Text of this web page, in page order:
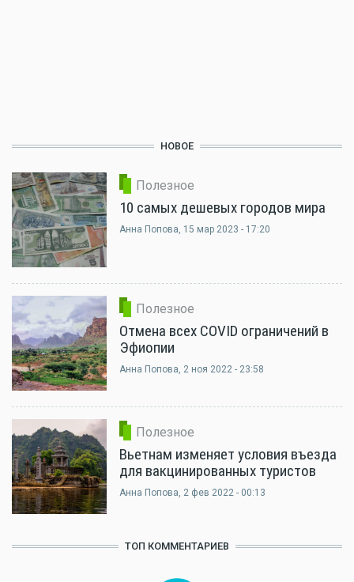
НОВОЕ
Полезное
10 самых дешевых городов мира
Анна Попова, 15 мар 2023 - 17:20
Полезное
Отмена всех COVID ограничений в
Эфиопии
Анна Попова, 2 ноя 2022 - 23:58
Полезное
Вьетнам изменяет условия въезда
для вакцинированных туристов
Анна Попова, 2 фев 2022 - 00:13
ТОП КОММЕНТАРИЕВ